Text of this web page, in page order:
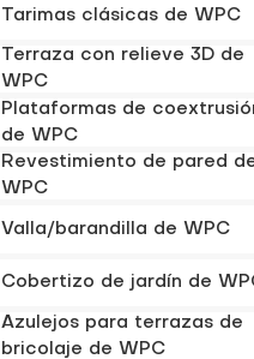
Tarimas clásicas de WPC
Terraza con relieve 3D de
WPC
Plataformas de
de WPC
Revestimiento de pared
WPC
Valla/barandilla de WPC
Cobertizo de jardín de
Azulejos para terrazas de
bricolaje de WPC